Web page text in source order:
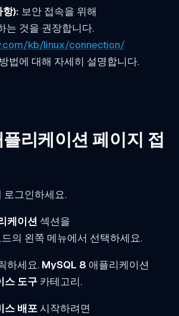
항): 보안 접속을 위해
는 것을 권장합니다.
kb/linux/connection/
법에 대해 자세히 설명합니다.
리케이션 페이지 접
로그인하세요.
케이션 섹션을
의 왼쪽 메뉴에서 선택하세요.
하세요. MySQL 8 애플리케이션
스 도구카테고리.
스 배포시작하려면